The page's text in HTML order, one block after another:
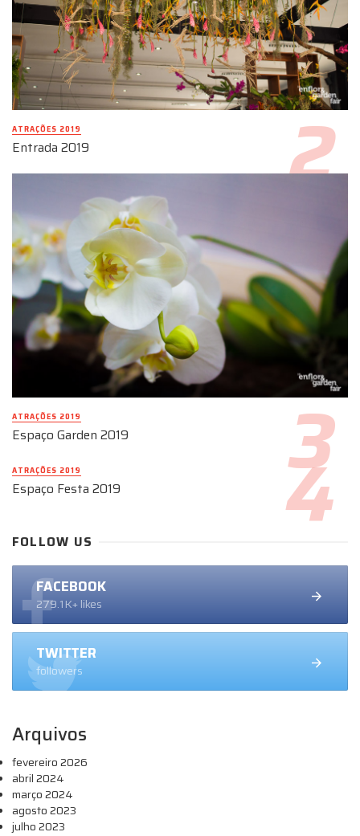
ATRAÇÕES 2019
Entrada 2019
ATRAÇÕES 2019
Espaço Garden 2019
ATRAÇÕES 2019
Espaço Festa 2019
FOLLOW US
FACEBOOK
279.1K+ likes
TWITTER
followers
Arquivos
fevereiro 2026
abril 2024
março 2024
agosto 2023
julho 2023